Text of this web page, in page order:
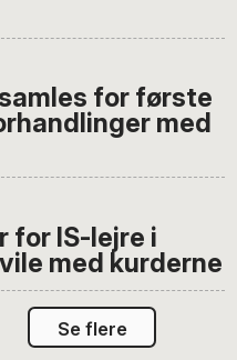
for første
med
for IS-lejre i
med kurderne
Se flere